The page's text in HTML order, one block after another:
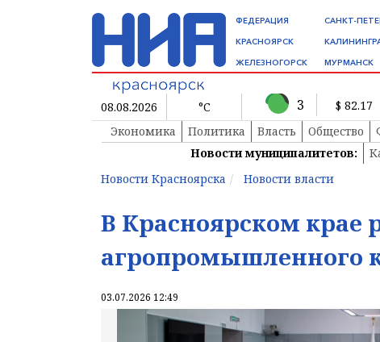
ФЕДЕРАЦИЯ
КРАСНОЯРСК
ЖЕЛЕЗНОГОРСК
САНКТ-
МУРМАНСК
08.08.2026 °C 3 $ 82.17
Экономика
Политика Власть Общество
Новости муниципалитетов:
Новости Красноярска
Новости власти
В Красноярском
агропромышленного
03.07.2026 12:49